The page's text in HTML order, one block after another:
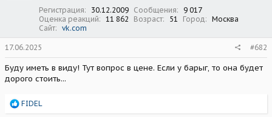
Регистрация 30.12.2009 Сообщения
9 017
Оценка реакций
11 862 Возраст 51 Город
Москва
Сайт
vk.com
17.06.2025 #682
Буду иметь в виду! Тут вопрос в цене. Если у барыг, то она будет
дорого стоить...
Р
FIDEL